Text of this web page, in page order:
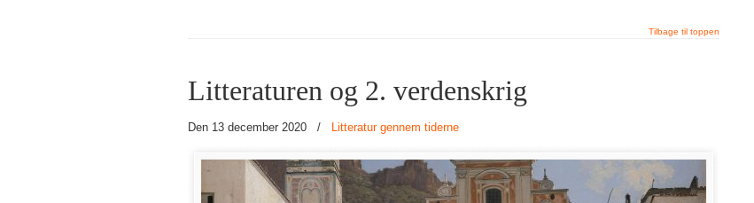
Litteraturen og 2. verdenskrig
Den 13 december 2020 / Litteratur gennem tiderne